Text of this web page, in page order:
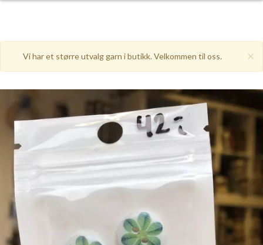
×
Vi har et større utvalg garn i butikk. Velkommen til oss.